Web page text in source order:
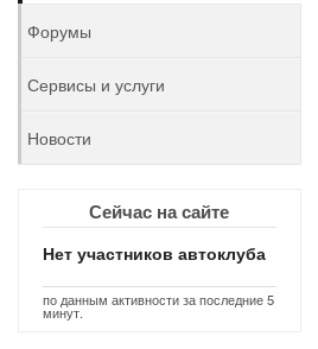
Форумы
Сервисы и услуги
Новости
Сейчас на сайте
Нет участников автоклуба
по данным активности за последние 5
минут.